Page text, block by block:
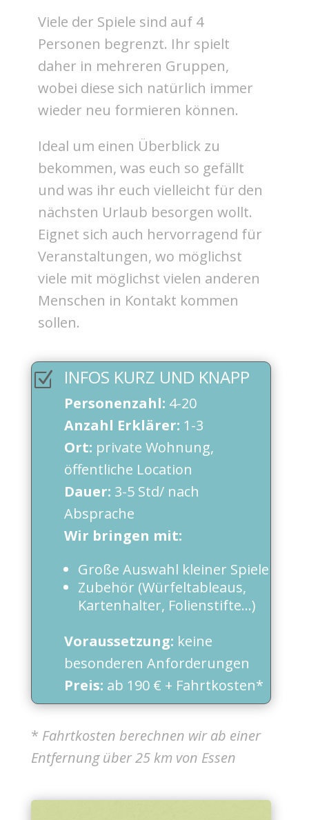
Viele der Spiele sind auf 4
Personen begrenzt. Ihr spielt
daher in mehreren Gruppen,
wobei diese sich natürlich immer
wieder neu formieren können.
Ideal um einen Überblick zu
bekommen, was euch so gefällt
und was ihr euch vielleicht für den
nächsten Urlaub besorgen wollt.
Eignet sich auch hervorragend für
Veranstaltungen, wo möglichst
viele mit möglichst vielen anderen
Menschen in Kontakt kommen
sollen.
Z INFOS KURZ UND KNAPP
Personenzahl: 4-20
Anzahl Erklärer: 1-3
Ort: private Wohnung,
öffentliche Location
Dauer: 3-5 Std/ nach
Absprache
Wir bringen mit:
Große Auswahl kleiner Spiele
Zubehör (Würfeltableaus,
Kartenhalter, Folienstifte…)
Voraussetzung: keine
besonderen Anforderungen
Preis: ab 190 € + Fahrtkosten*
* Fahrtkosten berechnen wir ab einer
Entfernung über 25 km von Essen